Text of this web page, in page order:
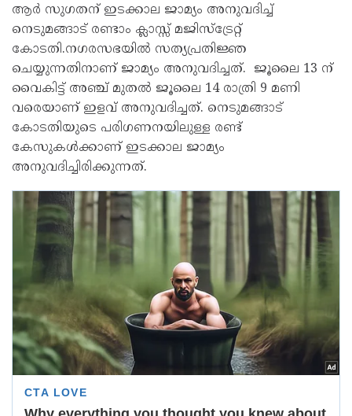
ആർ സുഗതന് ഇടക്കാല ജാമ്യം അനുവദിച്ച്
നെടുമങ്ങാട് രണ്ടാം ക്ലാസ്സ് മജിസ്ട്രേറ്റ്
കോടതി.നഗരസഭയിൽ സത്യപ്രതിജ്ഞ
ചെയ്യുന്നതിനാണ് ജാമ്യം അനുവദിച്ചത്. ജൂലൈ 13 ന്
വൈകിട്ട് അഞ്ച് മുതല്‍ ജൂലൈ 14 രാത്രി 9 മണി
വരെയാണ് ഇളവ് അനുവദിച്ചത്. നെടുമങ്ങാട്
കോടതിയുടെ പരിഗണനയിലുള്ള രണ്ട്
കേസുകൾക്കാണ് ഇടക്കാല ജാമ്യം
അനുവദിച്ചിരിക്കുന്നത്.